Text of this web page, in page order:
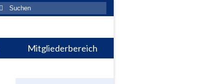
Mitgliederbereich